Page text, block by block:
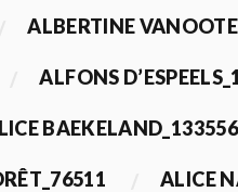
ALBERTINE
ALFONS
BAEKELAND_133556
ALICE